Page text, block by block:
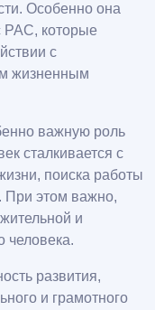
Особенно она
РАС, которые
с
жизненным
важную роль
сталкивается с
поиска работы
При этом важно,
и
человека.
развития,
и грамотного